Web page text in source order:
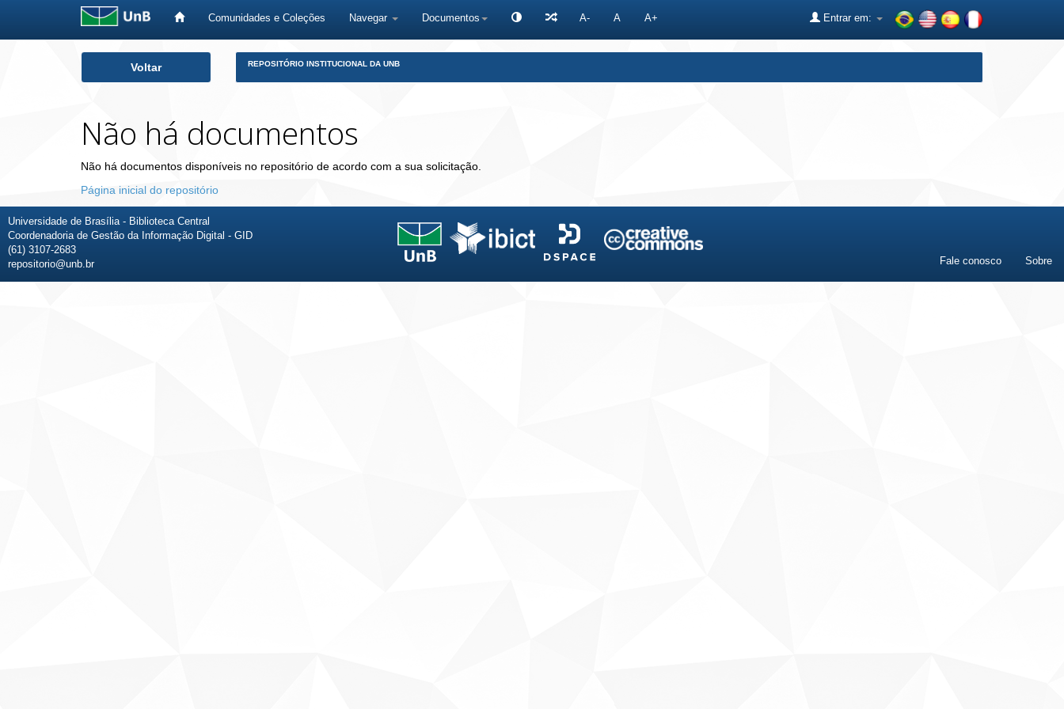
Comunidades e Coleções Navegar Documentos A- A A+ Entrar em:
Voltar REPOSITÓRIO INSTITUCIONAL DA UNB
Não há documentos
Não há documentos disponíveis no repositório de acordo com a sua solicitação.
Página inicial do repositório
Universidade de Brasília - Biblioteca Central
Coordenadoria de Gestão da Informação Digital - GID
(61) 3107-2683
repositorio@unb.br
Fale conosco Sobre